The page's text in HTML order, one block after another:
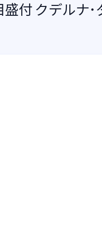
盛付 クデルナ